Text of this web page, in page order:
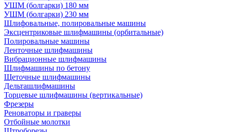
УШМ (болгарки) 180 мм
УШМ (болгарки) 230 мм
Шлифовальные, полировальные машины
Эксцентриковые шлифмашины (орбитальные)
Полировальные машины
Ленточные шлифмашины
Вибрационные шлифмашины
Шлифмашины по бетону
Щеточные шлифмашины
Дельташлифмашины
Торцевые шлифмашины (вертикальные)
Фрезеры
Реноваторы и граверы
Отбойные молотки